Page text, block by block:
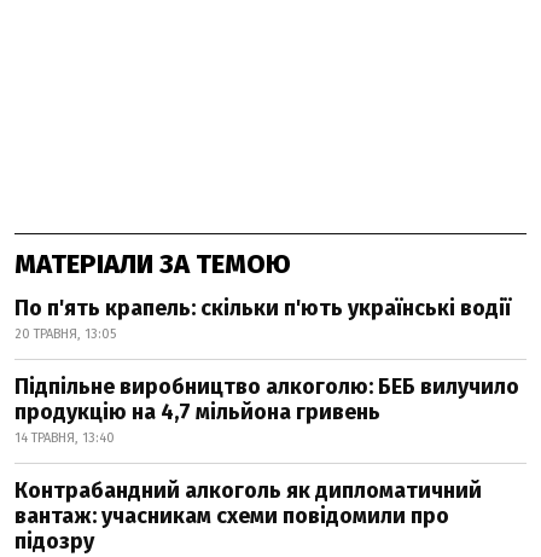
МАТЕРІАЛИ ЗА ТЕМОЮ
По п'ять крапель: скільки п'ють українські водії
20 ТРАВНЯ, 13:05
Підпільне виробництво алкоголю: БЕБ вилучило
продукцію на 4,7 мільйона гривень
14 ТРАВНЯ, 13:40
Контрабандний алкоголь як дипломатичний
вантаж: учасникам схеми повідомили про
підозру